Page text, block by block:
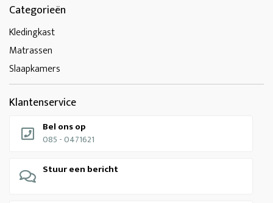
Categorieën
Kledingkast
Matrassen
Slaapkamers
Klantenservice
Bel ons op
085 - 0471621
Stuur een bericht